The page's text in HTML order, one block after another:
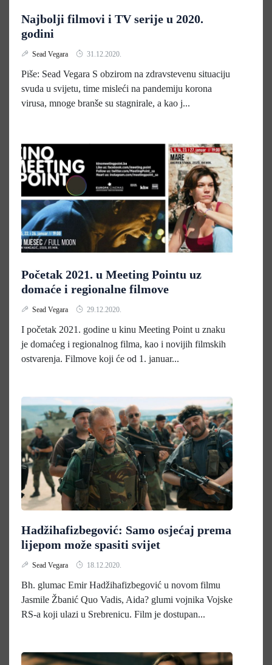
Najbolji filmovi i TV serije u 2020.
godini
Sead Vegara 31.12.2020.
Piše: Sead Vegara S obzirom na zdravstevenu situaciju
svuda u svijetu, time misleći na pandemiju korona
virusa, mnoge branše su stagnirale, a kao j...
Početak 2021. u Meeting Pointu uz
domaće i regionalne filmove
Sead Vegara 29.12.2020.
I početak 2021. godine u kinu Meeting Point u znaku
je domaćeg i regionalnog filma, kao i novijih filmskih
ostvarenja. Filmove koji će od 1. januar...
Hadžihafizbegović: Samo osjećaj prema
lijepom može spasiti svijet
Sead Vegara 18.12.2020.
Bh. glumac Emir Hadžihafizbegović u novom filmu
Jasmile Žbanić Quo Vadis, Aida? glumi vojnika Vojske
RS-a koji ulazi u Srebrenicu. Film je dostupan...